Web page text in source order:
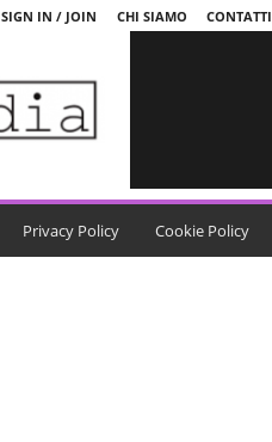
SIGN IN / JOIN CHI SIAMO CONTATTI
Privacy Policy Cookie Policy